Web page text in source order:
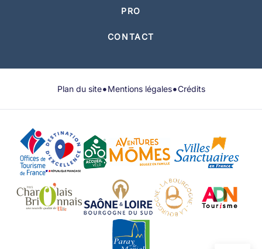
PRO
CONTACT
Plan du site•Mentions légales•Crédits